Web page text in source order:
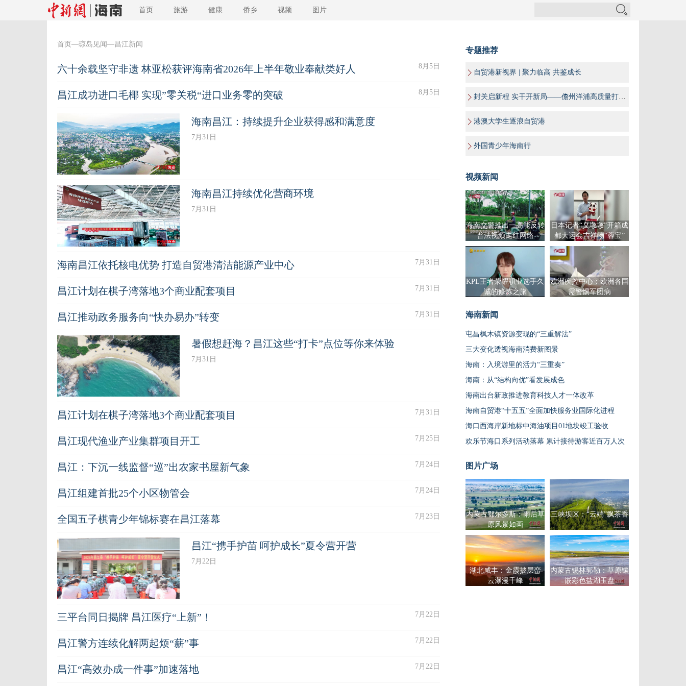
首页 旅游 健康 侨乡 视频 图片
首页 —琼岛见闻—昌江新闻
六十余载坚守非遗 林亚松获评海南省2026年上半年敬业奉献类好人 8月5日
昌江成功进口毛椰 实现”零关税“进口业务零的突破 8月5日
海南昌江：持续提升企业获得感和满意度
7月31日
海南昌江持续优化营商环境
7月31日
海南昌江依托核电优势 打造自贸港清洁能源产业中心 7月31日
昌江计划在棋子湾落地3个商业配套项目 7月31日
昌江推动政务服务向“快办易办”转变 7月31日
暑假想赶海？昌江这些“打卡”点位等你来体验
7月31日
昌江计划在棋子湾落地3个商业配套项目 7月31日
昌江现代渔业产业集群项目开工 7月25日
昌江：下沉一线监督“巡”出农家书屋新气象 7月24日
昌江组建首批25个小区物管会 7月24日
全国五子棋青少年锦标赛在昌江落幕 7月23日
昌江“携手护苗 呵护成长”夏令营开营
7月22日
三平台同日揭牌 昌江医疗“上新”！ 7月22日
昌江警方连续化解两起烦“薪”事 7月22日
昌江“高效办成一件事”加速落地 7月22日
专题推荐
自贸港新视界 | 聚力临高 共鉴成长
封关启新程 实干开新局——儋州洋浦高质量打造海南自贸港“样板间”
港澳大学生逐浪自贸港
外国青少年海南行
视频新闻
海南交警推出一高能反转
普法视频走红网络
日本记者“义墩墩”开箱成
都大运会吉祥物“蓉宝”
KPL王者荣耀职业选手久
诚的修炼之旅
欧洲疾控中心：欧洲各国
需警惕军团病
海南新闻
屯昌枫木镇资源变现的“三重解法”
三大变化透视海南消费新图景
海南：入境游里的活力“三重奏”
海南：从“结构向优”看发展成色
海南出台新政推进教育科技人才一体改革
海南自贸港“十五五”全面加快服务业国际化进程
海口西海岸新地标中海油项目01地块竣工验收
欢乐节海口系列活动落幕 累计接待游客近百万人次
图片广场
内蒙古鄂尔多斯：雨后草
原风景如画
三峡坝区：“云端”飘茶香
湖北咸丰：金霞披层峦
云瀑漫千峰
内蒙古锡林郭勒：草原镶
嵌彩色盐湖玉盘